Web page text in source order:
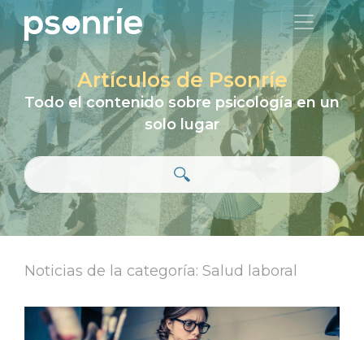
Artículos de Psonríe
Todo el contenido sobre psicología en un
solo lugar
Noticias de la categoría: Salud laboral